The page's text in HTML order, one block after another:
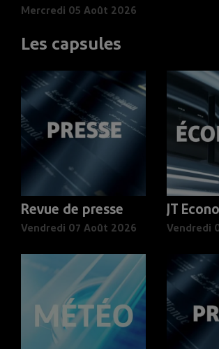
Mercredi 05 Août 2026
Les capsules
Revue de presse
Vendredi 07 Août 2026
JT
Vendredi